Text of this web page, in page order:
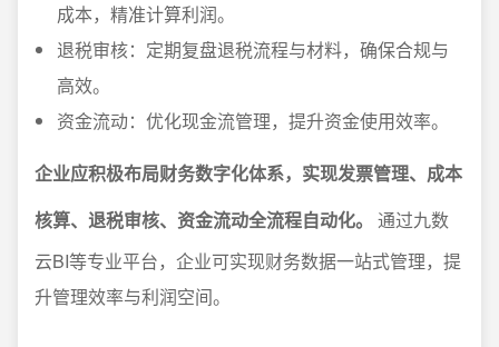
成本，精准计算利润。
退税审核：定期复盘退税流程与材料，确保合规与
高效。
资金流动：优化现金流管理，提升资金使用效率。
企业应积极布局财务数字化体系，实现发票管理、成本
核算、退税审核、资金流动全流程自动化。
通过九数
云BI等专业平台，企业可实现财务数据一站式管理，提
升管理效率与利润空间。